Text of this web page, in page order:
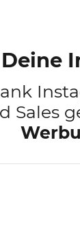
Deine
Sales